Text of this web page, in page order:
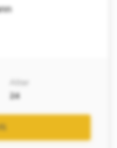
Alter
24